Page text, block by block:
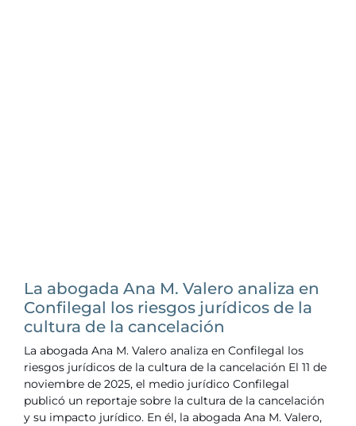
La abogada Ana M. Valero analiza en
Confilegal los riesgos jurídicos de la
cultura de la cancelación
La abogada Ana M. Valero analiza en Confilegal los
riesgos jurídicos de la cultura de la cancelación El 11 de
noviembre de 2025, el medio jurídico Confilegal
publicó un reportaje sobre la cultura de la cancelación
y su impacto jurídico. En él, la abogada Ana M. Valero,